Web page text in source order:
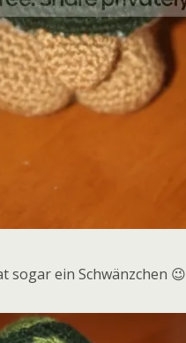
sogar ein Schwänzchen 😉